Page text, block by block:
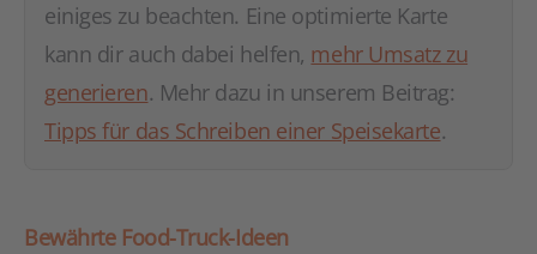
einiges zu beachten. Eine optimierte Karte
kann dir auch dabei helfen, mehr Umsatz zu
generieren. Mehr dazu in unserem Beitrag:
Tipps für das Schreiben einer Speisekarte.
Bewährte Food-Truck-Ideen